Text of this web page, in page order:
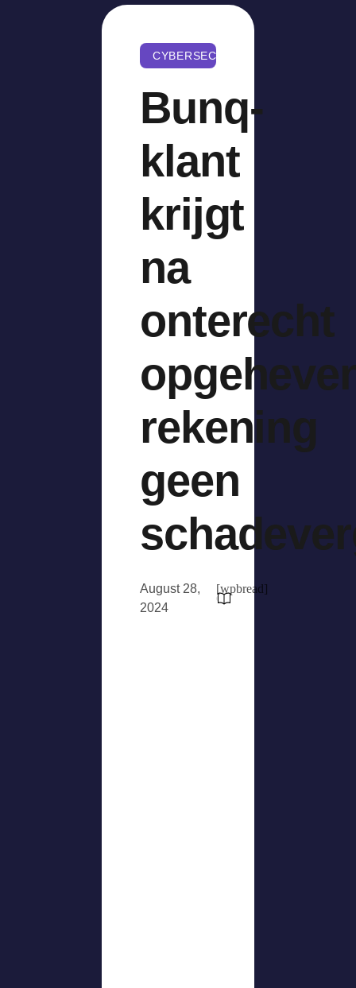
CYBERSECURITY
Bunq-
klant
krijgt
na
onterecht
rekening
geen
August 28,
2024
[wpbread]